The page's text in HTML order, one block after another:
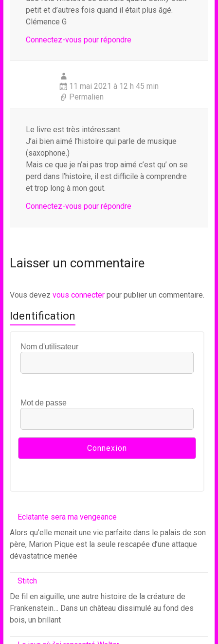
petit et d’autres fois quand il était plus âgé.
Clémence G
Connectez-vous pour répondre
11 mai 2021 à 12 h 45 min
Permalien
Le livre est très intéressant.
J’ai bien aimé l’histoire qui parle de musique
(saxophone.)
Mais ce que je n’ai pas trop aimé c’est qu’ on se
perd dans l’histoire, il est difficile à comprendre
et trop long à mon gout.
Connectez-vous pour répondre
Laisser un commentaire
Vous devez vous connecterpour publier un commentaire.
Identification
Nom d'utilisateur
Mot de passe
Eclatante sera ma vengeance
Alors qu’elle menait une vie parfaite dans le palais de son
père, Marion Pique est la seule rescapée d’une attaque
dévastatrice menée
Stitch
De fil en aiguille, une autre histoire de la créature de
Frankenstein… Dans un château dissimulé au fond des
bois, un brillant